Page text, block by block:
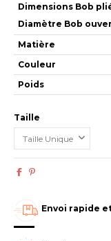
Dimensions Bob
Diamètre Bob
Matière
Couleur
Poids
Taille
Envoi rapide